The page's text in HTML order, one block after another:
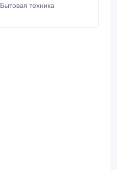
Бытовая техника